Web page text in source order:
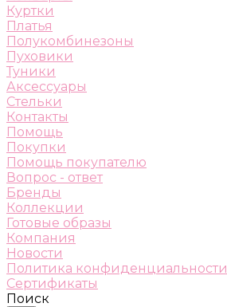
Куртки
Платья
Полукомбинезоны
Пуховики
Туники
Аксессуары
Стельки
Контакты
Помощь
Покупки
Помощь покупателю
Вопрос - ответ
Бренды
Коллекции
Готовые образы
Компания
Новости
Политика конфиденциальности
Сертификаты
Поиск